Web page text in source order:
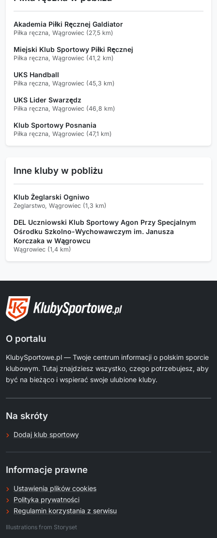
Akademia Piłki Ręcznej Galdiator
Piłka ręczna, Wągrowiec (27,5 km)
Miejski Klub Sportowy Piłki Ręcznej
Piłka ręczna, Wągrowiec (41,2 km)
UKS Handball
Piłka ręczna, Wągrowiec (45,3 km)
UKS Lider Swarzędz
Piłka ręczna, Wągrowiec (46,8 km)
Klub Sportowy Posnania
Piłka ręczna, Wągrowiec (47,1 km)
Inne kluby w pobliżu
Klub Żeglarski Ogniwo
Żeglarstwo, Wągrowiec (1,3 km)
DEL Uczniowski Klub Sportowy Agon Przy Specjalnym
Ośrodku Szkolno-Wychowawczym im. Janusza
Korczaka w Wągrowcu
Wągrowiec (1,4 km)
O portalu
KlubySportowe.pl — Twoje centrum informacji o polskim sporcie
klubowym. Tutaj znajdziesz wszystko, czego potrzebujesz, aby
być na bieżąco i wspierać swoje ulubione kluby.
Na skróty
Dodaj klub sportowy
Informacje prawne
Ustawienia plików cookies
Polityka prywatności
Regulamin korzystania z serwisu
Illustrations from Storyset